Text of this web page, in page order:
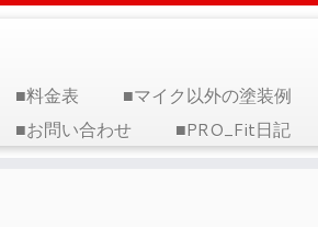
■料金表 ■マイク以外の塗装例
■お問い合わせ
■PRO_Fit日記